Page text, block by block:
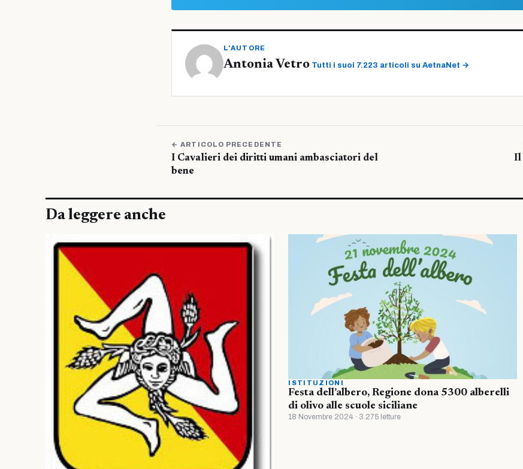
L'AUTORE
Antonia Vetro Tutti i suoi 7.223 articoli su AetnaNet →
← ARTICOLO PRECEDENTE
I Cavalieri dei diritti umani ambasciatori del
bene
Il
Da leggere anche
ISTITUZIONI
Festa dell’albero, Regione dona 5300 alberelli
di olivo alle scuole siciliane
18 Novembre 2024 · 3.275 letture